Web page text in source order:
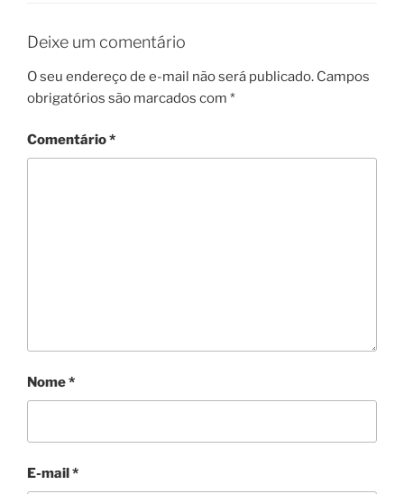
Deixe um comentário
O seu endereço de e-mail não será publicado. Campos
obrigatórios são marcados com *
Comentário*
Nome*
E-mail*